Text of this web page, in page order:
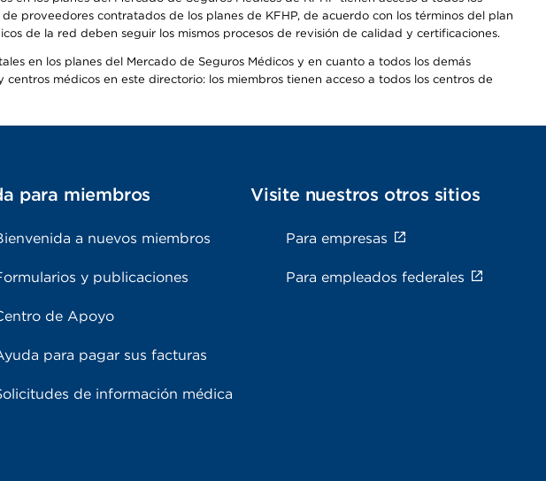
proveedores contratados de los planes de KFHP, de acuerdo con los términos del plan
de la red deben seguir los mismos procesos de revisión de calidad y certificaciones.
en los planes del Mercado de Seguros Médicos y en cuanto a todos los demás
médicos en este directorio: los miembros tienen acceso a todos los centros de
para miembros
a nuevos miembros
y publicaciones
de Apoyo
para pagar sus facturas
de información médica
Visite nuestros otros sitios
Para empresas
Para empleados federales